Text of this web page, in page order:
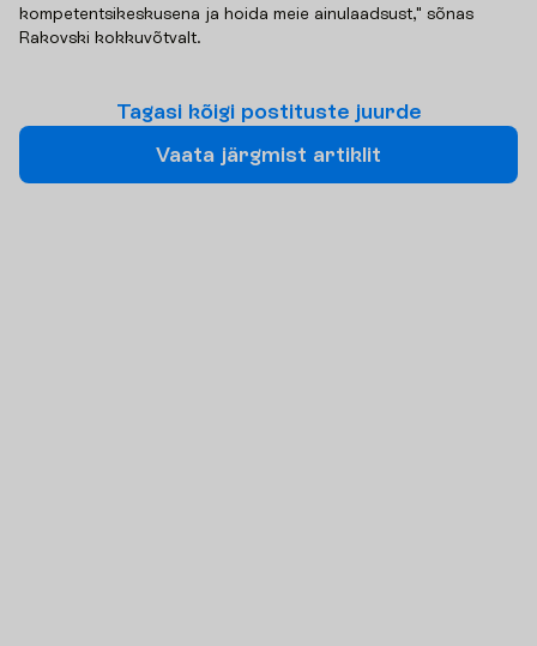
kompetentsikeskusena ja hoida meie ainulaadsust," sõnas
Rakovski kokkuvõtvalt.
Tagasi kõigi postituste juurde
Vaata järgmist artiklit